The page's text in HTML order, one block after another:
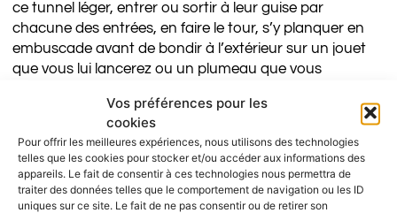
Vos préférences pour les
cookies
Pour offrir les meilleures expériences, nous utilisons des technologies
telles que les cookies pour stocker et/ou accéder aux informations des
appareils. Le fait de consentir à ces technologies nous permettra de
traiter des données telles que le comportement de navigation ou les ID
uniques sur ce site. Le fait de ne pas consentir ou de retirer son
ce tunnel léger, entrer ou sortir à leur guise par
chacune des entrées, en faire le tour, s’y planquer en
embuscade avant de bondir à l’extérieur sur un jouet
que vous lui lancerez ou un plumeau que vous
pompon pendu à l’une des extrémités du tunnel.
Celui-ci se mettra sans doute à bouger tout seul dès
que votre chat courra dans le tunnel. Votre chat sera
auto-stimulé par ce tunnel et pourra s’amuser seul
durant de longues périodes.